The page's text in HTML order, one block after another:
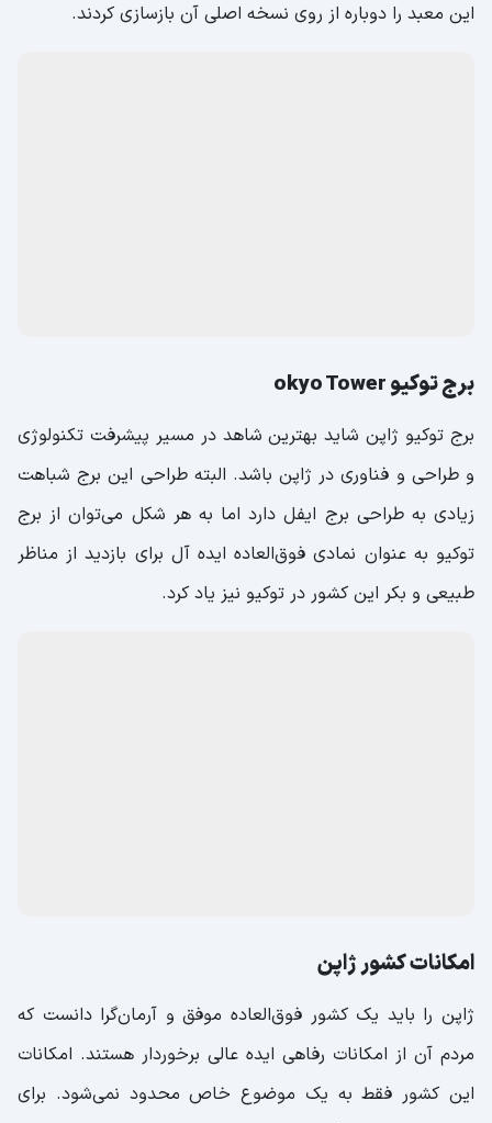
این معبد را دوباره از روی نسخه اصلی آن بازسازی کردند.
برج توکیو okyo Tower
برج توکیو ژاپن شاید بهترین شاهد در مسیر پیشرفت تکنولوژی
و طراحی و فناوری در ژاپن باشد. البته طراحی این برج شباهت
زیادی به طراحی برج ایفل دارد اما به هر شکل می‌توان از برج
توکیو به عنوان نمادی فوق‌العاده ایده آل برای بازدید از مناظر
طبیعی و بکر این کشور در توکیو نیز یاد کرد.
امکانات کشور ژاپن
ژاپن را باید یک کشور فوق‌العاده موفق و آرمان‌گرا دانست که
مردم آن از امکانات رفاهی ایده عالی برخوردار هستند. امکانات
این کشور فقط به یک موضوع خاص محدود نمی‌شود. برای